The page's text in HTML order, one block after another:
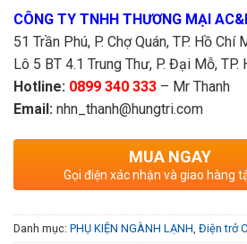
CÔNG TY TNHH THƯƠNG MẠI
51 Trần Phú, P. Chợ Quán, TP. Hồ Chí
Lô 5 BT 4.1 Trung Thư, P. Đại Mỗ, TP.
Hotline: 0899 340 333 – Mr Thanh
Email: nhn_thanh@hungtri.com
MUA NGAY
Gọi điện xác nhận và giao hàng
Danh mục: PHỤ KIỆN NGÀNH LẠNH Điện trở